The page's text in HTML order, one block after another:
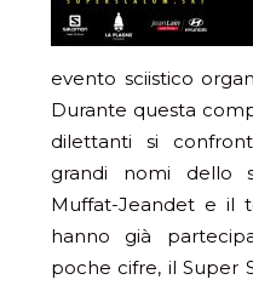
evento sciistico
Durante questa
dilettanti si
grandi nomi dello
Muffat-Jeandet e il
hanno già
poche cifre, il Super